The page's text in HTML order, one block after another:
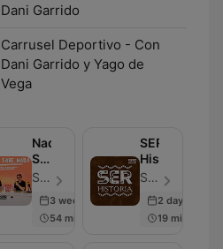
Dani Garrido
Carrusel Deportivo - Con
Dani Garrido y Yago de
Vega
Nadie
Sabe
Nada
SER Podcast - Episodio 538
3 weeks ago
54 min
SER
Historia
SER Podcast - Episodio 604
2 days ago
19 min